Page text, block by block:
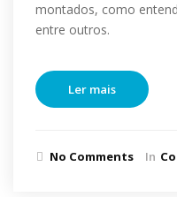
montados, como
entre outros.
Ler mais
No Comments In